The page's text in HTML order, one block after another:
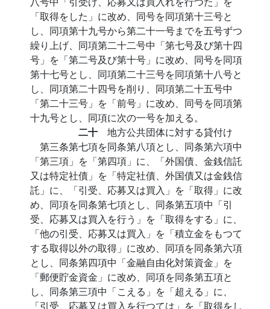
「取得をした」に改め、同号を同項第十三号と
し、同項第十九号から第二十一号までを五号ずつ
繰り上げ、同項第二十二号中「第七号及び第十四
号」を「第二号及び第十号」に改め、同号を同項
第十七号とし、同項第二十三号を同項第十八号と
し、同項第二十四号を削り、同項第二十五号中
「第二十三号」を「前号」に改め、同号を同項第
十九号とし、同項に次の一号を加える。
二十 地方公共団体に対する貸付け
第三条第七項を同条第八項とし、同条第六項中
「第三項」を「第四項」に、「外国債、金銭信託
又は特定社債」を「特定社債、外国債又は金銭信
託」に、「引受、応募又は買入」を「取得」に改
め、同項を同条第七項とし、同条第五項中「引
受、応募又は買入を行う」を「取得をする」に、
「他の引受、応募又は買入」を「積立金をもつて
する取得以外の取得」に改め、同項を同条第六項
とし、同条第四項中「金融自由化対策資金」を
「郵便貯金資金」に改め、同項を同条第五項と
し、同条第三項中「こえる」を「超える」に、
「引受、応募又は買入を行つては」を「取得をし